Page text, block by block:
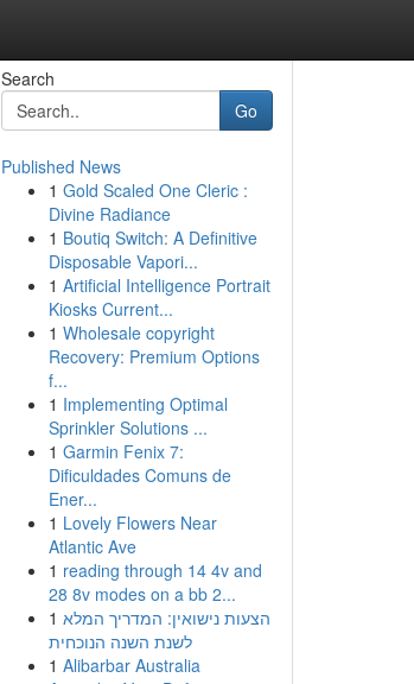
Search
Go
Published News
1 Gold Scaled One Cleric :
Divine Radiance
1 Boutiq Switch: A Definitive
Disposable Vapori...
1 Artificial Intelligence Portrait
Kiosks Current...
1 Wholesale copyright
Recovery: Premium Options
f...
1 Implementing Optimal
Sprinkler Solutions ...
1 Garmin Fenix 7:
Dificuldades Comuns de
Ener...
1 Lovely Flowers Near
Atlantic Ave
1 reading through 14 4v and
28 8v modes on a bb 2...
1 הצעות נישואין: המדריך המלא
לשנת השנה הנוכחית
1 Alibarbar Australia